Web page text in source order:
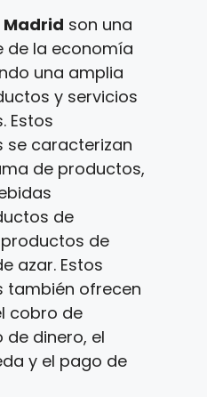
son una
de la economía
una amplia
y servicios
Estos
se caracterizan
de productos,
de
de
azar. Estos
también ofrecen
cobro de
de dinero, el
y el pago de